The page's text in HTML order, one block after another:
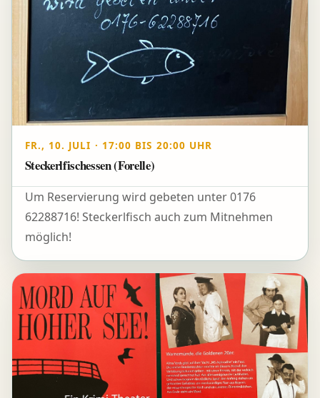
FR., 10. JULI · 17:00 BIS 20:00 UHR
Steckerlfischessen (Forelle)
Um Reservierung wird gebeten unter 0176
62288716! Steckerlfisch auch zum Mitnehmen
möglich!